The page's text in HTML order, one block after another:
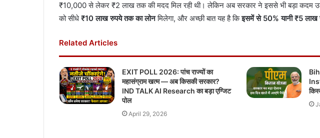
₹10,000 से लेकर ₹2 लाख तक की मदद मिल रही थी। लेकिन अब सरकार ने इससे भी बड़ा कदम
को सीधे ₹10 लाख रुपये तक का लोनमिलेगा, और अच्छी बात यह है किइसमें से 50% यानी ₹5 लाख
Related Articles
EXIT POLL 2026: पांच राज्यों का
महासंग्राम खत्म — अब किसकी सरकार?
IND TALK AI Research का बड़ा एग्जिट
पोल
April 29, 2026